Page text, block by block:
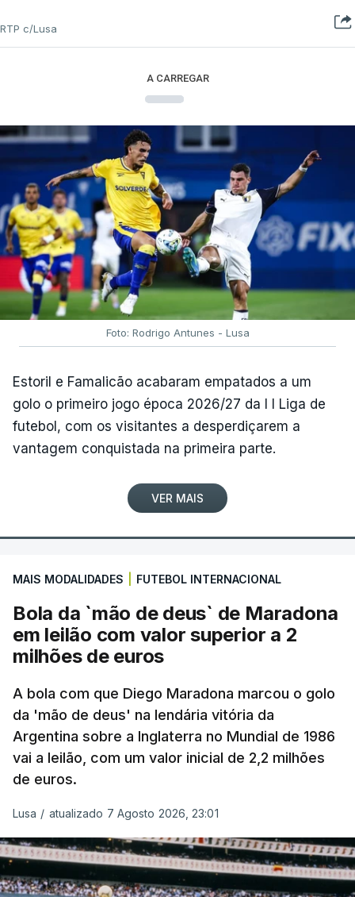
RTP c/Lusa
A CARREGAR
Foto: Rodrigo Antunes - Lusa
Estoril e Famalicão acabaram empatados a um
golo o primeiro jogo época 2026/27 da I I Liga de
futebol, com os visitantes a desperdiçarem a
vantagem conquistada na primeira parte.
VER MAIS
MAIS MODALIDADES FUTEBOL INTERNACIONAL
Bola da `mão de deus` de Maradona
em leilão com valor superior a 2
milhões de euros
A bola com que Diego Maradona marcou o golo
da 'mão de deus' na lendária vitória da
Argentina sobre a Inglaterra no Mundial de 1986
vai a leilão, com um valor inicial de 2,2 milhões
de euros.
Lusa / atualizado 7 Agosto 2026, 23:01